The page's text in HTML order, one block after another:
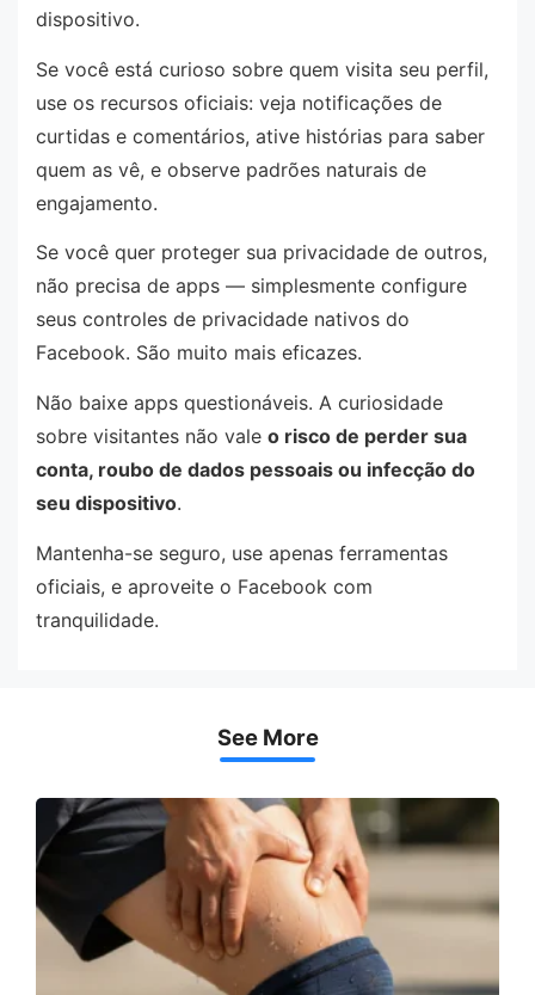
dispositivo.
Se você está curioso sobre quem visita seu perfil,
use os recursos oficiais: veja notificações de
curtidas e comentários, ative histórias para saber
quem as vê, e observe padrões naturais de
engajamento.
Se você quer proteger sua privacidade de outros,
não precisa de apps — simplesmente configure
seus controles de privacidade nativos do
Facebook. São muito mais eficazes.
Não baixe apps questionáveis. A curiosidade
sobre visitantes não vale o risco de perder sua
conta, roubo de dados pessoais ou infecção do
seu dispositivo.
Mantenha-se seguro, use apenas ferramentas
oficiais, e aproveite o Facebook com
tranquilidade.
See More